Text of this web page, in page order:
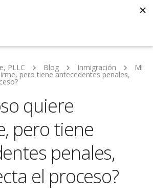
PLLC Blog Inmigración Mi
pero tiene antecedentes penales,
quiere
pero tiene
penales,
el proceso?